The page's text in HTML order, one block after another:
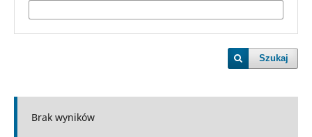
Szukaj
Brak wyników